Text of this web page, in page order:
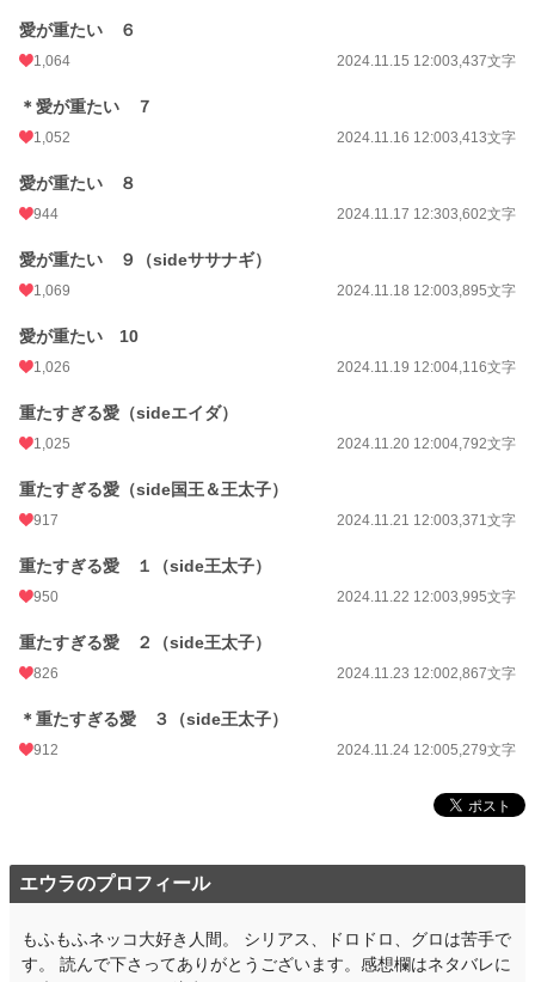
愛が重たい ６
1,064 2024.11.15 12:003,437文字
＊愛が重たい ７
1,052 2024.11.16 12:003,413文字
愛が重たい ８
944 2024.11.17 12:303,602文字
愛が重たい ９（sideササナギ）
1,069 2024.11.18 12:003,895文字
愛が重たい 10
1,026 2024.11.19 12:004,116文字
重たすぎる愛（sideエイダ）
1,025 2024.11.20 12:004,792文字
重たすぎる愛（side国王＆王太子）
917 2024.11.21 12:003,371文字
重たすぎる愛 １（side王太子）
950 2024.11.22 12:003,995文字
重たすぎる愛 ２（side王太子）
826 2024.11.23 12:002,867文字
＊重たすぎる愛 ３（side王太子）
912 2024.11.24 12:005,279文字
エウラのプロフィール
もふもふネッコ大好き人間。 シリアス、ドロドロ、グロは苦手で
す。 読んで下さってありがとうございます。感想欄はネタバレに